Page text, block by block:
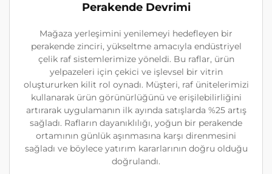
Perakende Devrimi
Mağaza yerleşimini yenilemeyi hedefleyen bir
perakende zinciri, yükseltme amacıyla endüstriyel
çelik raf sistemlerimize yöneldi. Bu raflar, ürün
yelpazeleri için çekici ve işlevsel bir vitrin
oluştururken kilit rol oynadı. Müşteri, raf ünitelerimizi
kullanarak ürün görünürlüğünü ve erişilebilirliğini
artırarak uygulamanın ilk ayında satışlarda %25 artış
sağladı. Rafların dayanıklılığı, yoğun bir perakende
ortamının günlük aşınmasına karşı direnmesini
sağladı ve böylece yatırım kararlarının doğru olduğu
doğrulandı.